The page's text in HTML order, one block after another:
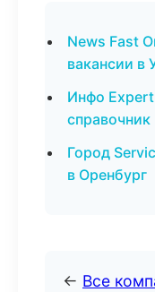
News Fast
вакансии в
Инфо
Город
в Оренбург
← Все